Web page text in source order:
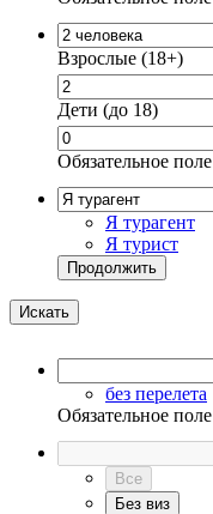
Взрослые (18+)
Дети (до 18)
Обязательное поле
Я турагент
Я турист
Продолжить
Искать
без перелета
Обязательное поле
Все
Без виз